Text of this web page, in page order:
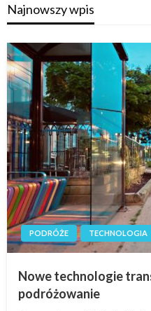
Najnowszy wpis
PODRÓŻE TECHNOLOGIA
Nowe technologie
podróżowanie